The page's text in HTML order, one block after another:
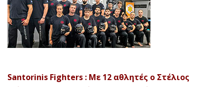
Santorinis Fighters : Με 12 αθλητές ο Στέλιος